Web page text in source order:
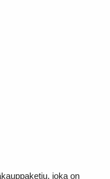
joka on